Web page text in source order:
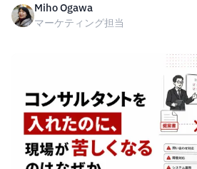
Miho Ogawa
マーケティング担当